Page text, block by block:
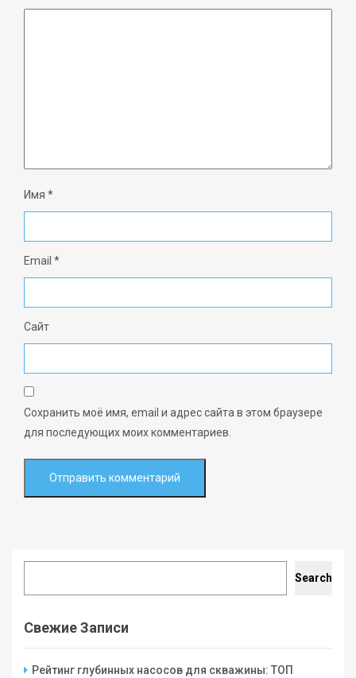
Имя *
Email *
Сайт
Сохранить моё имя, email и адрес сайта в этом браузере
для последующих моих комментариев.
Search
Свежие Записи
Рейтинг глубинных насосов для скважины: ТОП